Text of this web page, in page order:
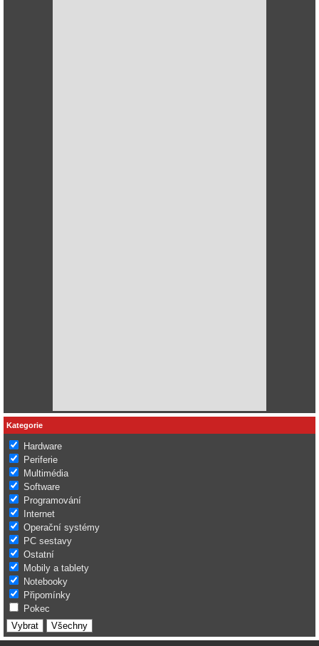
Kategorie
Hardware
Periferie
Multimédia
Software
Programování
Internet
Operační systémy
PC sestavy
Ostatní
Mobily a tablety
Notebooky
Připomínky
Pokec